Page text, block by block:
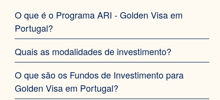
O que é o Programa ARI - Golden Visa em
Portugal?
Quais as modalidades de investimento?
O que são os Fundos de Investimento para
Golden Visa em Portugal?